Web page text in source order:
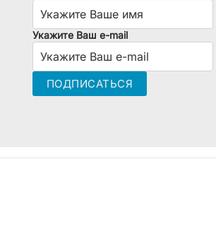
Укажите Ваш e-mail